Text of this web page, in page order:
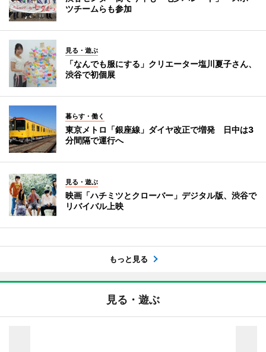
ツチームらも参加
見る・遊ぶ
「なんでも服にする」クリエーター塩川夏子さん、
渋谷で初個展
暮らす・働く
東京メトロ「銀座線」ダイヤ改正で増発 日中は3
分間隔で運行へ
見る・遊ぶ
映画「ハチミツとクローバー」デジタル版、渋谷で
リバイバル上映
もっと見る
見る・遊ぶ